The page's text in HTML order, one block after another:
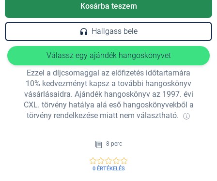
Kosárba teszem
Hallgass bele
Válassz egy ajándék hangoskönyvet
Ezzel a díjcsomaggal az előfizetés időtartamára
10% kedvezményt kapsz a további hangoskönyv
vásárlásaidra. Ajándék hangoskönyv az 1997. évi
CXL. törvény hatálya alá eső hangoskönyvekből a
törvény rendelkezése miatt nem választható.
8 perc
0 ÉRTÉKELÉS